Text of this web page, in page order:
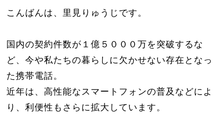
こんばんは、里見りゅうじです。
国内の契約件数が１億５０００万を突破するな
ど、今や私たちの暮らしに欠かせない存在となっ
た携帯電話。
近年は、高性能なスマートフォンの普及などによ
り、利便性もさらに拡大しています。